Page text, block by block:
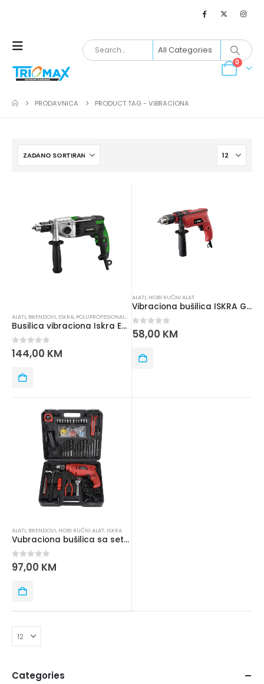
0
PRODAVNICA PRODUCT TAG -VIBRACIONA
ALATI, BRENDOVI, ISKRA, POLUPROFESIONALNI ALAT
Busilica vibraciona Iskra ERO IE-ED1050
0 out of 5
144,00 KM
ALATI, HOBI RUČNI ALAT
Vibraciona bušilica ISKRA GX-EID040-2
0out of 5
58,00 KM
ALATI, BRENDOVI, HOBI RUČNI ALAT, ISKRA
Vubraciona bušilica sa setom alata ISKRA GX-BMC002
0out of 5
97,00 KM
Categories